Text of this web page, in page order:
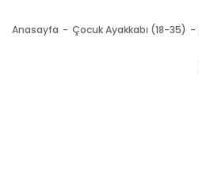
Anasayfa Çocuk Ayakkabı (18-35)